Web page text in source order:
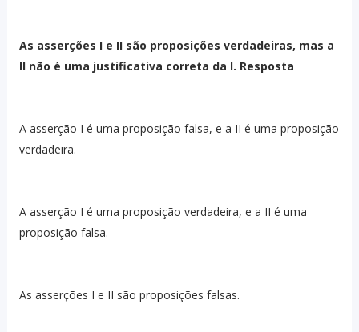
As asserções I e II são proposições verdadeiras, mas a
II não é uma justificativa correta da I. Resposta
A asserção I é uma proposição falsa, e a II é uma proposição
verdadeira.
A asserção I é uma proposição verdadeira, e a II é uma
proposição falsa.
As asserções I e II são proposições falsas.